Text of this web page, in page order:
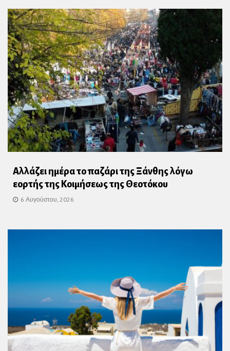
Αλλάζει ημέρα το παζάρι της Ξάνθης λόγω
εορτής της Κοιμήσεως της Θεοτόκου
6 Αυγούστου, 2026